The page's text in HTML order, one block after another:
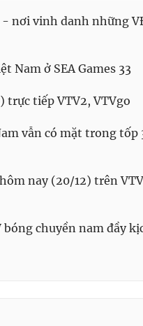
nơi vinh danh những
Nam ở SEA Games 33
trực tiếp VTV2, VTVgo
vẫn có mặt trong tốp
nay (20/12) trên
bóng chuyền nam đầy